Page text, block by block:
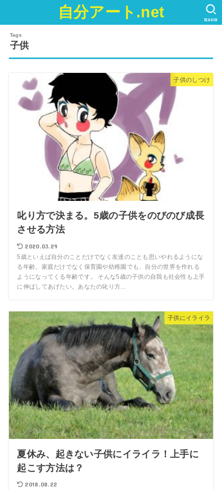
自分アート.net SEARCH
子供
子供のしつけ
叱り方で決まる。5歳の子供をのびのび成長
させる方法
2020.03.29
5歳といえば自分のことだけでなく友達のことも思いやれるようにな
る年齢。家庭だけでなく保育園や幼稚園でも、自分の世界を作れる
ようになってくる年齢です。 そんな5歳の子供の自我も社会性も上手
に伸ばしてあげたい。あなたの叱り方...
子供にイライラ
夏休み、起きない子供にイライラ！上手に
起こす方法は？
2018.08.22